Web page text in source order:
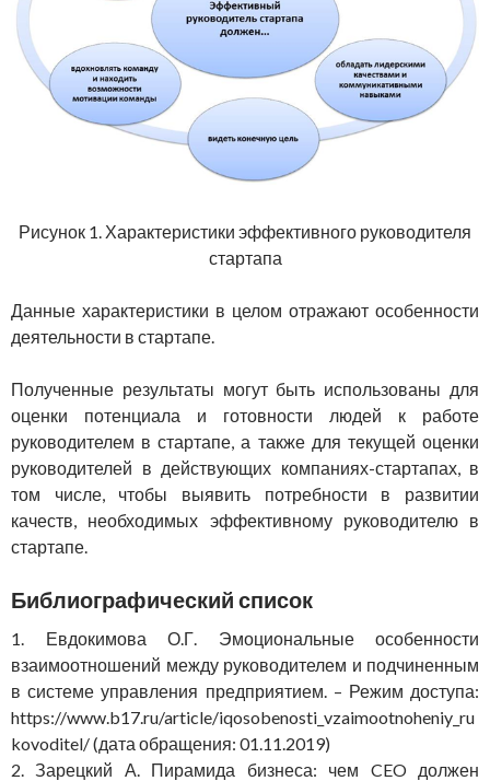
Рисунок 1. Характеристики эффективного руководителя
стартапа
Данные характеристики в целом отражают особенности
деятельности в стартапе.
Полученные результаты могут быть использованы для
оценки потенциала и готовности людей к работе
руководителем в стартапе, а также для текущей оценки
руководителей в действующих компаниях-стартапах, в
том числе, чтобы выявить потребности в развитии
качеств, необходимых эффективному руководителю в
стартапе.
Библиографический список
1. Евдокимова О.Г. Эмоциональные особенности
взаимоотношений между руководителем и подчиненным
в системе управления предприятием. – Режим доступа:
https://www.b17.ru/article/iqosobenosti_vzaimootnoheniy_ru
kovoditel/ (дата обращения: 01.11.2019)
2. Зарецкий А. Пирамида бизнеса: чем CEO должен